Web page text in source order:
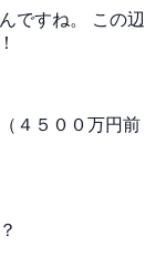
ですね。
この辺
４５００万円前